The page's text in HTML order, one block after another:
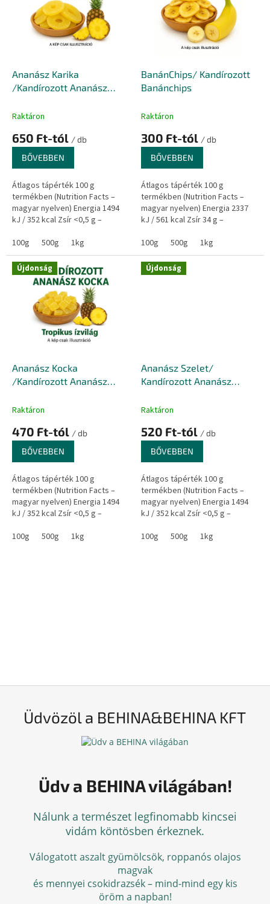
TAnanász Karika
/Kandírozott Ananász
Raktáron
650 Ft-tól / db
BŐVEBBEN
Átlagos tápérték 100 g
termékben (Nutrition Facts –
magyar nyelven) Energia 1494
kJ / 352 kcal Zsír <0,5 g –
g...
100g 500g 1kg
BanánChips/ Kandírozott
Banánchips
Raktáron
300 Ft-tól / db
BŐVEBBEN
Átlagos tápérték 100 g
termékben (Nutrition Facts –
magyar nyelven) Energia 2337
kJ / 561 kcal Zsír 34 g –
Szénhidrát...
100g 500g 1kg
Újdonság
Ananász Kocka
/Kandírozott Ananász
Raktáron
470 Ft-tól / db
BŐVEBBEN
Átlagos tápérték 100 g
termékben (Nutrition Facts –
magyar nyelven) Energia 1494
kJ / 352 kcal Zsír <0,5 g –
g...
100g 500g 1kg
Újdonság
Ananász Szelet/
Kandírozott Ananász
Raktáron
520 Ft-tól / db
BŐVEBBEN
Átlagos tápérték 100 g
termékben (Nutrition Facts –
magyar nyelven) Energia 1494
kJ / 352 kcal Zsír <0,5 g –
g...
100g 500g 1kg
Üdvözöl a BEHINA&BEHINA KFT
Üdv a BEHINA világában!
Nálunk a természet legfinomabb kincsei
vidám köntösben érkeznek.
Válogatott aszalt gyümölcsök, roppanós olajos
magvak
és mennyei csokidrazsék – mind-mind egy kis
öröm a napban!